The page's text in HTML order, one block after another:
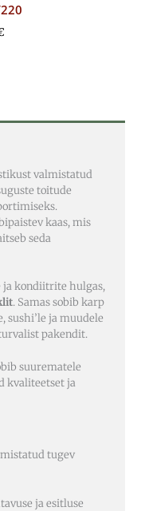
valmistatud
toitude
kaas, mis
seda
ja kondiitrite hulgas,
. Samas sobib karp
sushi’le ja muudele
pakendit.
suurematele
kvaliteetset ja
tugev
ja esitluse